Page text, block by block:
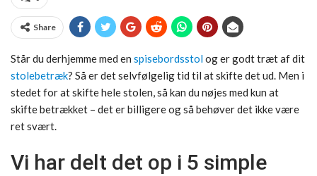
Share
Står du derhjemme med en spisebordsstolog er godt træt af dit
stolebetræk? Så er det selvfølgelig tid til at skifte det ud. Men i
stedet for at skifte hele stolen, så kan du nøjes med kun at
skifte betrækket – det er billigere og så behøver det ikke være
ret svært.
Vi har delt det op i 5 simple